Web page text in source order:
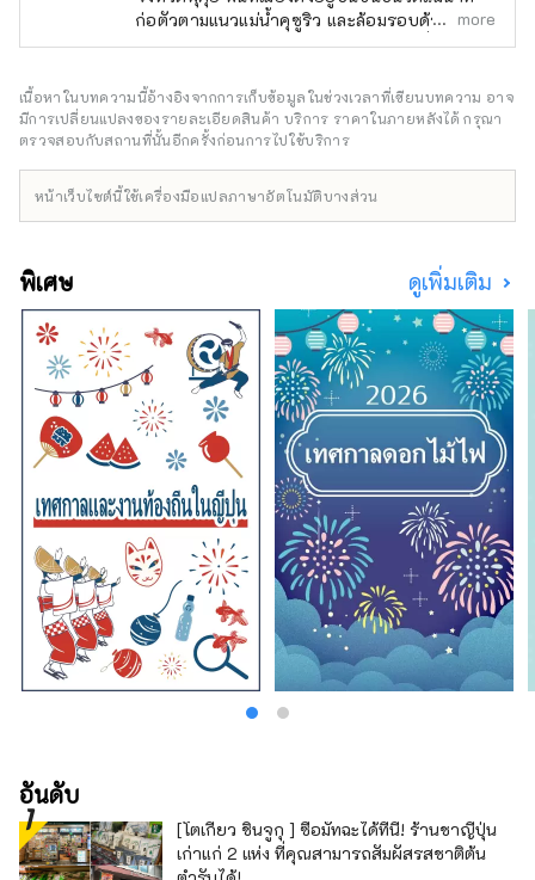
ก่อตัวตามแนวแม่น้ำคุซูริว และล้อมรอบด้วยการ
ค้าและอุตสาหกรรม โดยมีอุตสาหกรรมสิ่งทอเป็น
ตั้งแต่สมัยเมจิตลอดจนพื้นที่ชนบท อุดมไปด้วยน้ำ
และความเขียวขจี ซึ่งเป็นที่ที่เกษตรกรรมและป่า
ไม้มีความคึกคักมาตั้งแต่สมัยโบราณ บริษัทของ
ที่ทำงานร่วมกับชุมชนท้องถิ่นเพื่อพัฒนาพื้นที่การ
มีทัวร์พร้อมไกด์ที่ให้ผู้คนมากที่สุดเท่าที่เป็นไปได้
ได้สัมผัสประสบการณ์คัตสึยามะ "Geo
Terminal" ที่ตั้งอยู่ในลานจอดรถของพิพิธภัณฑ์
ไดโนเสาร์ และการดำเนินงานของ "สถานีริมทาง
Dinosaur Valley Katsuyama" ซึ่งเปิดใน
มิถุนายน 2563 เราให้บริการแบบละเอียด
นอกจากนี้เรายังดำเนินการกับความท้าทายอย่าง
แข็งขันในการสร้างธุรกิจใหม่ที่เน้นการท่องเที่ยว
โดยมีจุดมุ่งหมายในการฟื้นฟูเมืองคัตสึยามะ
more
เนื้อหาในบทความนี้อ้างอิงจากการเก็บข้อมูลในช่วงเวลาที่เขียนบทความ อาจ
มีการเปลี่ยนแปลงของรายละเอียดสินค้า บริการ ราคาในภายหลังได้ กรุณา
ตรวจสอบกับสถานที่นั้นอีกครั้งก่อนการไปใช้บริการ
หน้าเว็บไซต์นี้ใช้เครื่องมือแปลภาษาอัตโนมัติบางส่วน
พิเศษ ดูเพิ่มเติม
อันดับ
[โตเกียว ชินจูกุ ] ซื้อมัทฉะได้ที่นี่! ร้านชาญี่ปุ่น
เก่าแก่ 2 แห่ง ที่คุณสามารถสัมผัสรสชาติต้น